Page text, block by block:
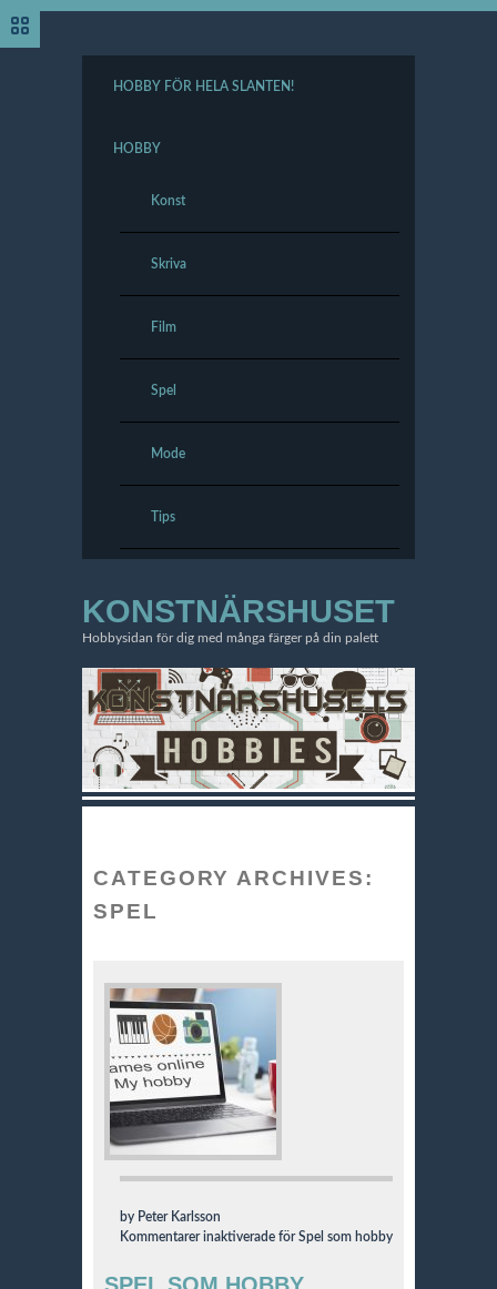
HOBBY FÖR HELA SLANTEN!
HOBBY
Konst
Skriva
Film
Spel
Mode
Tips
KONSTNÄRSHUSET
Hobbysidan för dig med många färger på din palett
CATEGORY ARCHIVES:
SPEL
by Peter Karlsson
Kommentarer inaktiverade för Spel som hobby